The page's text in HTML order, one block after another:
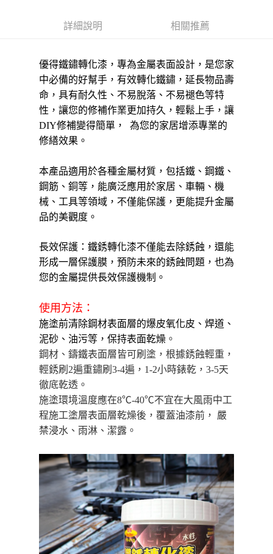
３．安心：先確認商品／服務後，再付款。
【「AFTEE先享後付」結帳流程】
１．於結帳方式選擇「AFTEE先享後付」後，將跳轉至「AFTEE先享後付」
２．訂單成立數日內，您將收到繳費通知簡訊。
３．收到繳費通知簡訊後14天內，點擊此簡訊中的連結，可透過四大超商／
ATM／網路銀行／等多元方式進行付款，方視為交易完成。
※ 請注意：結帳手續完成當下不需立刻繳費，但若您需要取消訂單，請聯絡
後付繳納相關費用。
※ 交易是否成功請以「AFTEE先享後付 」之結帳頁面顯示為準，若有關於
是否繳費成功／繳費後需取消欲退款等相關疑問，請聯繫「AFTEE先享後付
客戶支援中心」https://netprotections.freshdesk.com/support/home
【注意事項】
易，需依本服務之必要範圍內提供個人資料，並將交易相關給付款項請求債
權轉讓予恩沛科技股份有限公司。
２．關於個人資料處理事宜，請瀏覽以下網址：
https://aftee.tw/terms/#terms3
「AFTEE先享後付」，若未經同意申辦者引起之損失，本公司不負相關責
４．使用「AFTEE先享後付」時，將依據個別帳號之用戶狀況，依本公司即
時審查核予不同之上限額度；若仍有額度不足之情形，本公司將視審查結果
請求用戶進行身份認證。
５．嚴禁一人註冊多個帳號或使用他人資訊註冊。若發現惡意使用之情形，
恩沛科技股份有限公司將有權停止該用戶之使用額度並採取法律行動。
運送方式
全家取貨付款三天後到
每筆NT$60，滿NT$490(含以上)免運費
全家離島取貨付款
每筆NT$100，滿NT$1,000(含以上)免運費
每筆NT$60，滿NT$490(含以上)免運費
7-11取貨付款三天
每筆NT$60，滿NT$490(含以上)免運費
7-11離島取貨付款
每筆NT$100，滿NT$1,000(含以上)免運費
付款後7-11取貨
本島宅配1~2天後到
每筆NT$80，滿NT$490(含以上)免運費
貨到付款
每筆NT$150，滿NT$3,000(含以上)免運費
詳細說明 相關推薦
優得鐵鏽轉化漆，專為金屬表面設計 ， 是您家
中必備的好幫手，有效轉化鐵鏽，延長物品壽
命，具有耐久性、不易脫落、不易褪色等特
性，讓您的修補作業更加持久， 輕鬆上手，讓
DIY修補變得簡單 ，
為您的家居增添專業的
修繕效果 。
本產品適用於各種金屬材質，包括鐵、鋼鐵、
鋼筋、銅等，能廣泛應用於家居、車輛、機
械、工具等領域，不僅能保護，更能提升金屬
品的美觀度。
長效保護：鐵銹轉化漆不僅能去除銹蝕，還能
形成一層保護膜，預防未來的銹蝕問題，也為
您的金屬提供長效保護機制。
使用方法：
施塗前清除鋼材表面層的爆皮氧化皮、焊道、
泥砂、油污等，保持表面乾燥 。
鋼材、鑄鐵表面層皆可刷塗，根據銹蝕輕重，
輕銹刷 2遍重鏽刷 3-4遍， 1-2小時錶乾 ， 3-5天
徹底乾透。
施塗環境溫度應在8℃-40℃不宜在大風雨中工
程施工塗層表面層乾燥後，覆蓋油漆前， 嚴
禁浸水、雨淋、潔露。